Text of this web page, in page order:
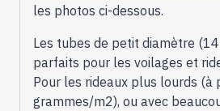
les photos ci-dessous.
Les tubes de petit diamètre
parfaits pour les voilages et
Pour les rideaux plus lourds (à
grammes/m2), ou avec